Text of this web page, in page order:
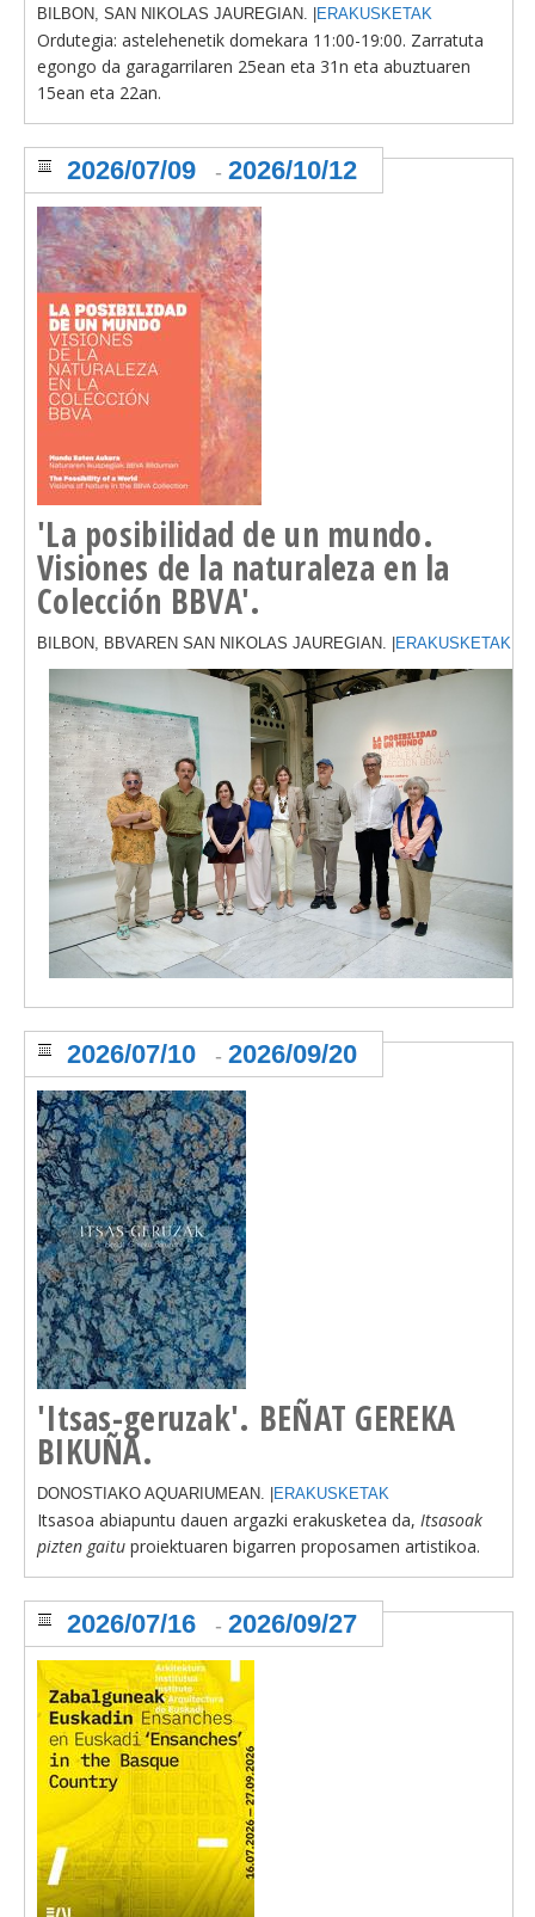
BILBON, SAN NIKOLAS JAUREGIAN. | ERAKUSKETAK
Ordutegia: astelehenetik domekara 11:00-19:00. Zarratuta
egongo da garagarrilaren 25ean eta 31n eta abuztuaren
15ean eta 22an.
'La posibilidad de un mundo.
Visiones de la naturaleza en la
Colección BBVA'.
2026/07/09 - 2026/10/12
BILBON, BBVAREN SAN NIKOLAS JAUREGIAN. | ERAKUSKETAK
'Itsas-geruzak'. BEÑAT GEREKA
BIKUÑA.
2026/07/10 - 2026/09/20
DONOSTIAKO AQUARIUMEAN. | ERAKUSKETAK
Itsasoa abiapuntu dauen argazki erakusketea da, Itsasoak
pizten gaitu proiektuaren bigarren proposamen artistikoa.
2026/07/16 - 2026/09/27